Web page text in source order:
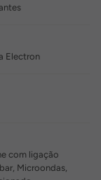
Electron
com ligação
Microondas,